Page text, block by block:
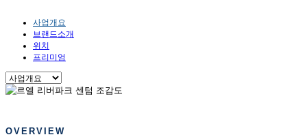
사업개요
브랜드소개
위치
프리미엄
OVERVIEW